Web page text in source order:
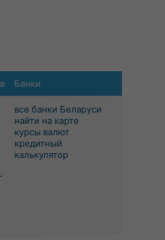
Банки
все банки Беларуси
найти на карте
курсы валют
кредитный
калькулятор